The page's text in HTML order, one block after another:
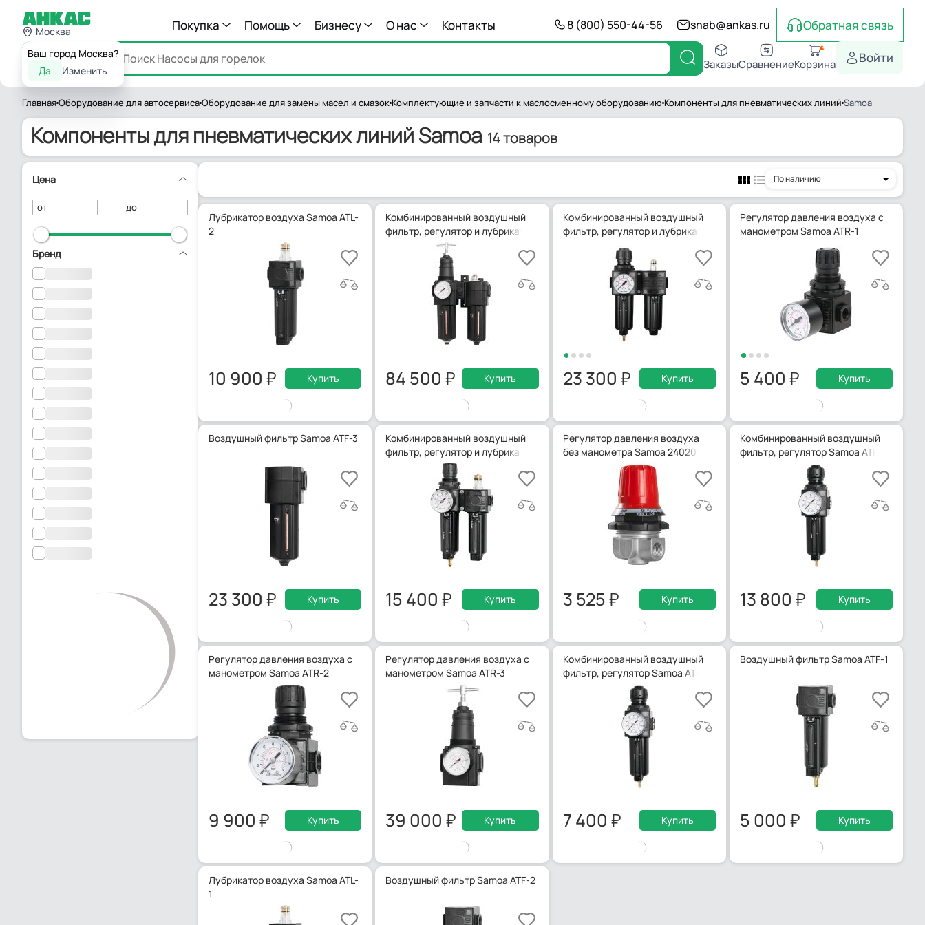
Москва
Ваш город Москва?
Да
Изменить
Покупка Помощь Бизнесу О нас Контакты 8 (800) 550-44-56 snab@ankas.ru Обратная связь
Каталог ЗаказыСравнениеКорзина Войти
ГлавнаяОборудование для автосервисаОборудование для замены масел и смазок Комплектующие и запчасти к маслосменному оборудованию Компоненты для пневматических линий Samoa
Компоненты для пневматических линий Samoa 14 товаров
Цена
от до
Бренд
По наличию
Лубрикатор воздуха Samoa ATL-
2
10 900 Купить
Комбинированный воздушный
фильтр, регулятор и лубрикатор Samoa ATC-3N
84 500 Купить
Комбинированный воздушный
фильтр, регулятор и лубрикатор Samoa ATC-2C
23 300 Купить
Регулятор давления воздуха с
манометром Samoa ATR-1
5 400 Купить
Воздушный фильтр Samoa ATF-3
23 300 Купить
Комбинированный воздушный
фильтр, регулятор и лубрикатор Samoa ATC-1C
15 400 Купить
Регулятор давления воздуха
без манометра Samoa 240201
3 525 Купить
Комбинированный воздушный
фильтр, регулятор Samoa ATRF-2
13 800 Купить
Регулятор давления воздуха с
манометром Samoa ATR-2
9 900 Купить
Регулятор давления воздуха с
манометром Samoa ATR-3
39 000 Купить
Комбинированный воздушный
фильтр, регулятор Samoa ATRF-1
7 400 Купить
Воздушный фильтр Samoa ATF-1
5 000 Купить
Лубрикатор воздуха Samoa ATL-
1
Воздушный фильтр Samoa ATF-2